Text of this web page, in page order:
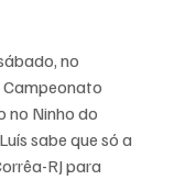
no
Campeonato
no Ninho do
sabe que só a
RJ para